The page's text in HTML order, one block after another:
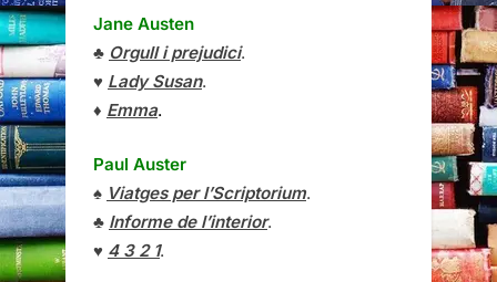
Jane Austen
♣ Orgull i prejudici.
♥ Lady Susan.
♦ Emma.
Paul Auster
♠ Viatges per l’Scriptorium.
♣ Informe de l’interior.
♥ 4 3 2 1.